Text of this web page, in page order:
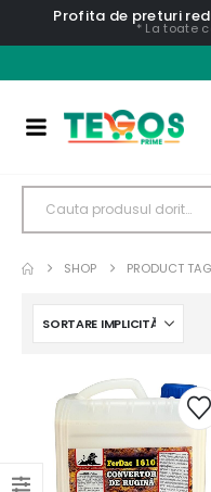
Profita de preturi
* La toate
SHOP PRODUCT